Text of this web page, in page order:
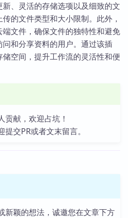
、灵活的存储选项以及细致的文
的文件类型和大小限制。此外，
文件，确保文件的独特性和避免
和分享资料的用户。通过该插
空间，提升工作流的灵活性和便
贡献，欢迎占坑！
交PR或者文末留言。
新颖的想法，诚邀您在文章下方